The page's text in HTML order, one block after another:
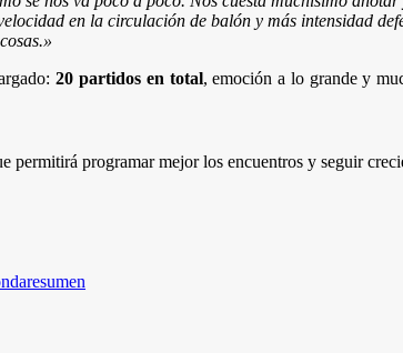
en la circulación de balón y más intensidad
»
20 partidos en total, emoción a lo grande y
permitirá programar mejor los encuentros y seguir
resumen